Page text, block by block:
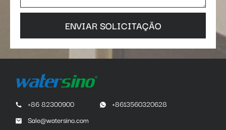
ENVIAR SOLICITAÇÃO
+86 82300900
+8613560320628
Sale@watersino.com